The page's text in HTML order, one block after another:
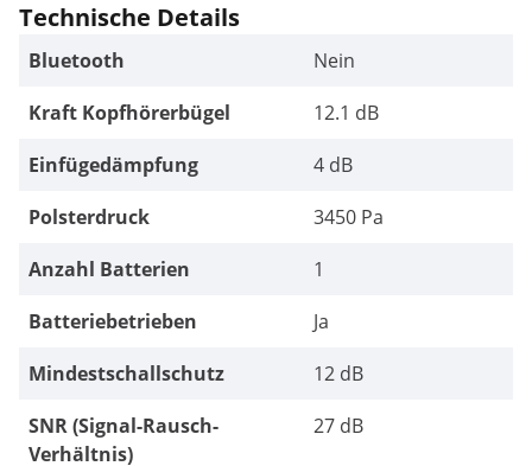
Technische Details
Bluetooth
Nein
Kraft Kopfhörerbügel
12.1 dB
Einfügedämpfung
4 dB
Polsterdruck
3450 Pa
Anzahl Batterien
1
Batteriebetrieben
Ja
Mindestschallschutz
12 dB
SNR (Signal-Rausch-
Verhältnis)
27 dB